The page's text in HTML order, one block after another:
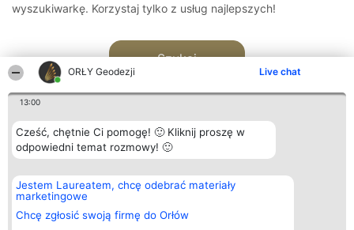
ORŁY Geodezji Live chat
13:00
Cześć, chętnie Ci pomogę! 🙂 Kliknij proszę w
odpowiedni temat rozmowy! 🙂
Jestem Laureatem, chcę odebrać materiały
marketingowe
Chcę zgłosić swoją firmę do Orłów
wyszukiwarkę. Korzystaj tylko z usług najlepszych!
Szukaj
Organizator plebiscytu
Bright Side Solutions sp. z o.
o. sp. k.
ul. Ruska 22
Wrocław 50-079
Plebiscyt
Laureaci
wszystkich
Laureatów
Kontakt
Kontakt